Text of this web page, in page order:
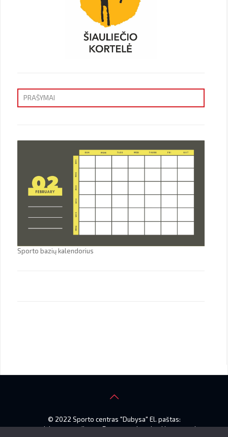
PRAŠYMAI
Sporto bazių kalendorius
© 2022 Sporto centras "Dubysa" El. paštas:
smdubysa@gmail.com. Duomenys kaupiami ir saugomi